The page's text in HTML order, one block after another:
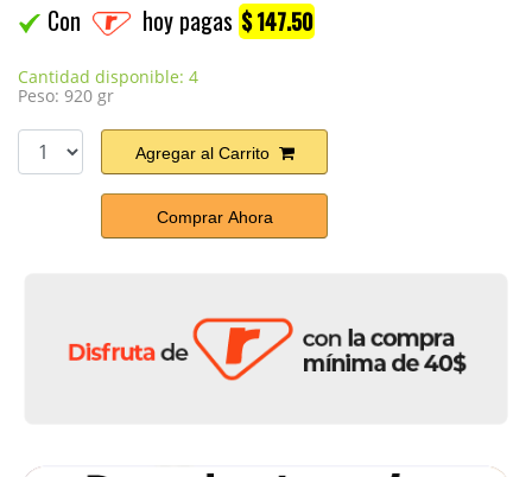
Con hoy pagas $ 147.50
Cantidad disponible: 4
Peso: 920 gr
Agregar al Carrito
Comprar Ahora